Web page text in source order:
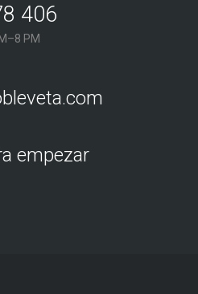
406
PM
empezar